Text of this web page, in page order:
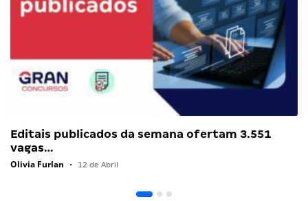
Editais publicados da semana ofertam 3.551
vagas…
Olivia Furlan • 12 de Abril